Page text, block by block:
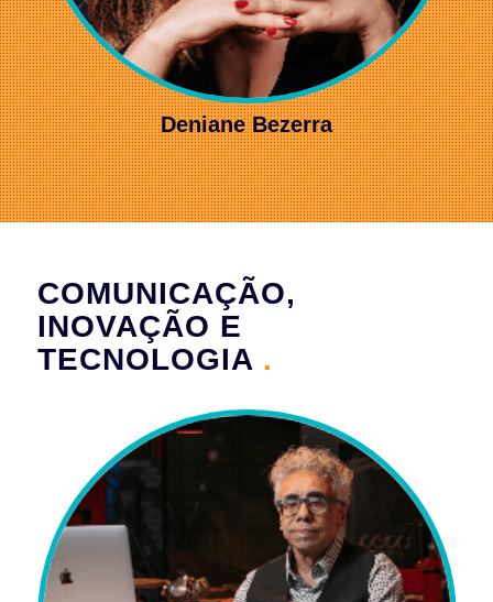
Deniane Bezerra
COMUNICAÇÃO,
INOVAÇÃO E
TECNOLOGIA .